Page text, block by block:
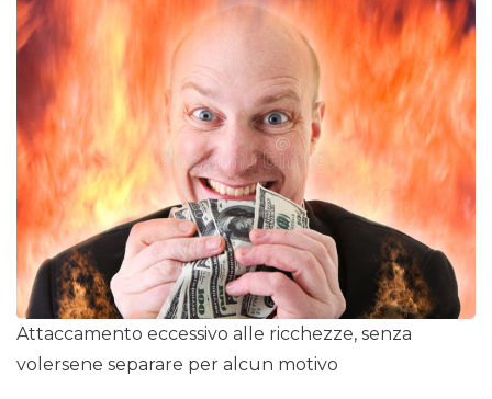
Attaccamento eccessivo alle ricchezze, senza
volersene separare per alcun motivo